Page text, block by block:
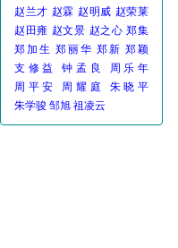
赵兰才 赵霖 赵明威 赵荣莱
赵田雍 赵文景 赵之心 郑集
郑加生 郑丽华 郑新 郑颖
支修益
钟孟良
周乐年
周平安
周耀庭
朱晓平
朱学骏 邹旭 祖凌云